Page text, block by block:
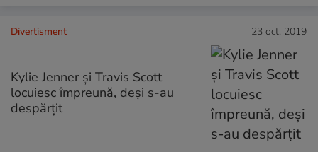
Divertisment 23 oct. 2019
Kylie Jenner și Travis Scott
locuiesc împreună, deși s-au
despărțit